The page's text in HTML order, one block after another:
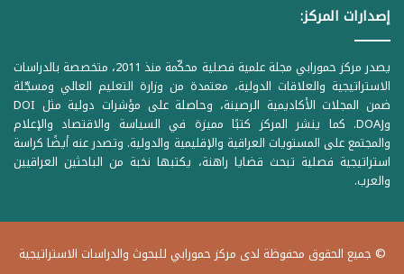
إصدارات المركز:
يصدر مركز حمورابي مجلة علمية فصلية محكّمة منذ 2011، متخصصة بالدراسات
الاستراتيجية والعلاقات الدولية، معتمدة من وزارة التعليم العالي ومسجّلة
ضمن المجلات الأكاديمية الرصينة، وحاصلة على مؤشرات دولية مثل DOI
وDOAJ. كما ينشر المركز كتبًا مميزة في السياسة والاقتصاد والإعلام
والمجتمع على المستويات العراقية والإقليمية والدولية. وتصدر عنه أيضًا كراسة
استراتيجية فصلية تبحث قضايا راهنة، يكتبها نخبة من الباحثين العراقيين
والعرب.
© جميع الحقوق محفوظة لدى مركز حمورابي للبحوث والدراسات الاستراتيجية